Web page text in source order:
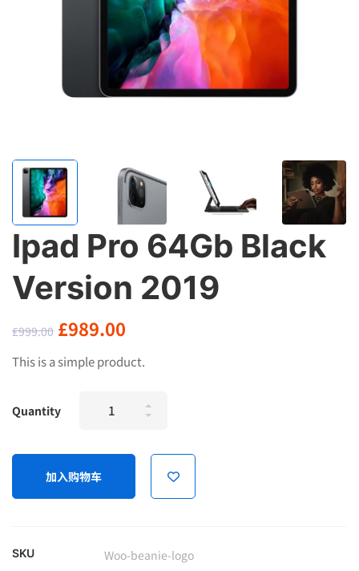
Ipad Pro 64Gb Black
Version 2019
£999.00 原
价
为：
£989.00
价
为：
This is a simple product.
Quantity
Version
2019
加入购物车
SKU Woo-beanie-logo